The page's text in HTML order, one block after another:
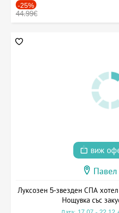
-25%
44.99€
виж
Павел
Луксозен 5-звезден СПА
Нощувка със